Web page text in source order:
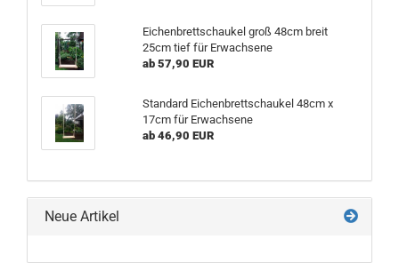
Eichenbrettschaukel groß 48cm breit
25cm tief für Erwachsene
ab 57,90 EUR
Standard Eichenbrettschaukel 48cm x
17cm für Erwachsene
ab 46,90 EUR
Neue Artikel